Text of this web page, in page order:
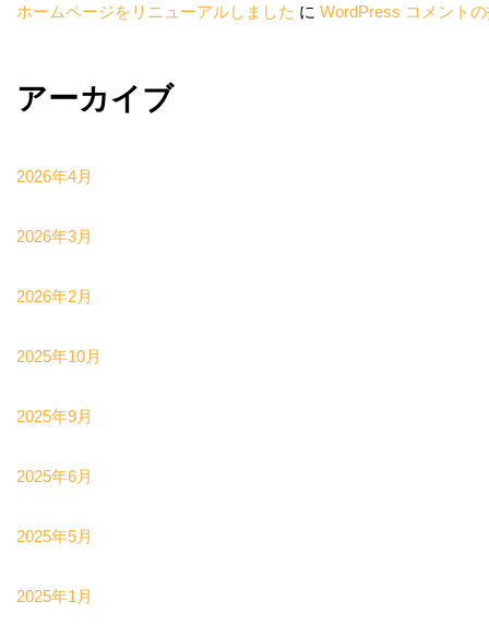
ホームページをリニューアルしました に WordPress コメント
アーカイブ
2026年4月
2026年3月
2026年2月
2025年10月
2025年9月
2025年6月
2025年5月
2025年1月